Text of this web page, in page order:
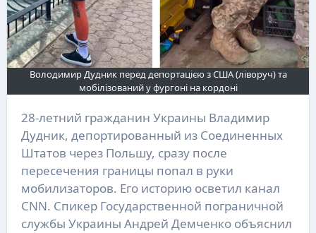
Володимир Дудник перед депортацією з США (ліворуч) та
мобілізований у фургоні на кордоні
28-летний гражданин Украины Владимир
Дудник, депортированный из Соединенных
Штатов через Польшу, сразу после
пересечения границы попал в руки
мобилизаторов. Его историю осветил канал
CNN. Спикер Государственной пограничной
службы Украины Андрей Демченко объяснил